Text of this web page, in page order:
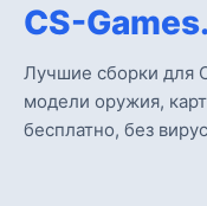
CS-
Лучшие сборки для
модели оружия,
бесплатно, без